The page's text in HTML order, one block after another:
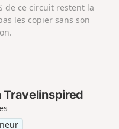
de ce circuit restent la
les copier sans son
Travelinspired